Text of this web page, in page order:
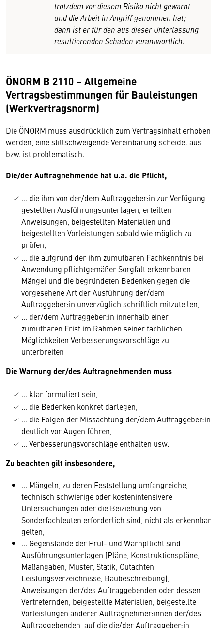
trotzdem vor diesem Risiko nicht gewarnt
und die Arbeit in Angriff genommen hat;
dann ist er für den aus dieser Unterlassung
resultierenden Schaden verantwortlich.
ÖNORM B 2110 – Allgemeine
Vertragsbestimmungen für Bauleistungen
(Werkvertragsnorm)
Die ÖNORM muss ausdrücklich zum Vertragsinhalt erhoben
werden, eine stillschweigende Vereinbarung scheidet aus
bzw. ist problematisch.
Die/der Auftragnehmende hat u.a. die Pflicht,
… die ihm von der/dem Auftraggeber:in zur Verfügung
gestellten Ausführungsunterlagen, erteilten
Anweisungen, beigestellten Materialien und
beigestellten Vorleistungen sobald wie möglich zu
prüfen,
… die aufgrund der ihm zumutbaren Fachkenntnis bei
Anwendung pflichtgemäßer Sorgfalt erkennbaren
Mängel und die begründeten Bedenken gegen die
vorgesehene Art der Ausführung der/dem
Auftraggeber:in unverzüglich schriftlich mitzuteilen,
… der/dem Auftraggeber:in innerhalb einer
zumutbaren Frist im Rahmen seiner fachlichen
Möglichkeiten Verbesserungsvorschläge zu
unterbreiten
Die Warnung der/des Auftragnehmenden muss
… klar formuliert sein,
… die Bedenken konkret darlegen,
… die Folgen der Missachtung der/dem Auftraggeber:in
deutlich vor Augen führen,
… Verbesserungsvorschläge enthalten usw.
Zu beachten gilt insbesondere,
... Mängeln, zu deren Feststellung umfangreiche,
technisch schwierige oder kostenintensivere
Untersuchungen oder die Beiziehung von
Sonderfachleuten erforderlich sind, nicht als erkennbar
gelten,
... Gegenstände der Prüf- und Warnpflicht sind
Ausführungsunterlagen (Pläne, Konstruktionspläne,
Maßangaben, Muster, Statik, Gutachten,
Leistungsverzeichnisse, Baubeschreibung),
Anweisungen der/des Auftraggebenden oder dessen
Vertreternden, beigestellte Materialien, beigestellte
Vorleistungen anderer Auftragnehmer:innen der/des
Auftraggebenden, auf die die/der Auftraggeber:in